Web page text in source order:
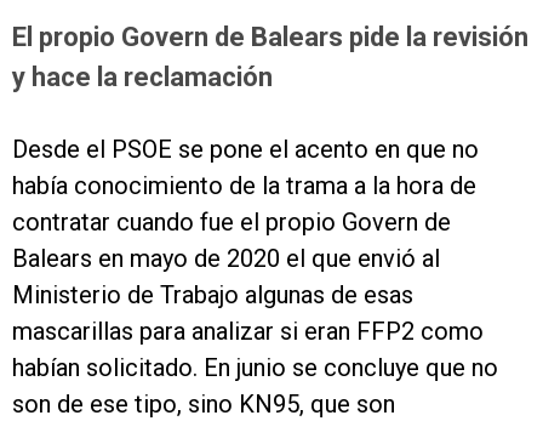
El propio Govern de Balears pide la revisión
y hace la reclamación
Desde el PSOE se pone el acento en que no
había conocimiento de la trama a la hora de
contratar cuando fue el propio Govern de
Balears en mayo de 2020 el que envió al
Ministerio de Trabajo algunas de esas
mascarillas para analizar si eran FFP2 como
habían solicitado. En junio se concluye que no
son de ese tipo, sino KN95, que son